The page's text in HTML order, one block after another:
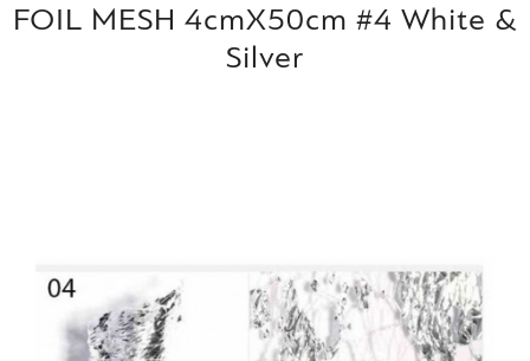
FOIL MESH 4cmX50cm #4 White &
Silver